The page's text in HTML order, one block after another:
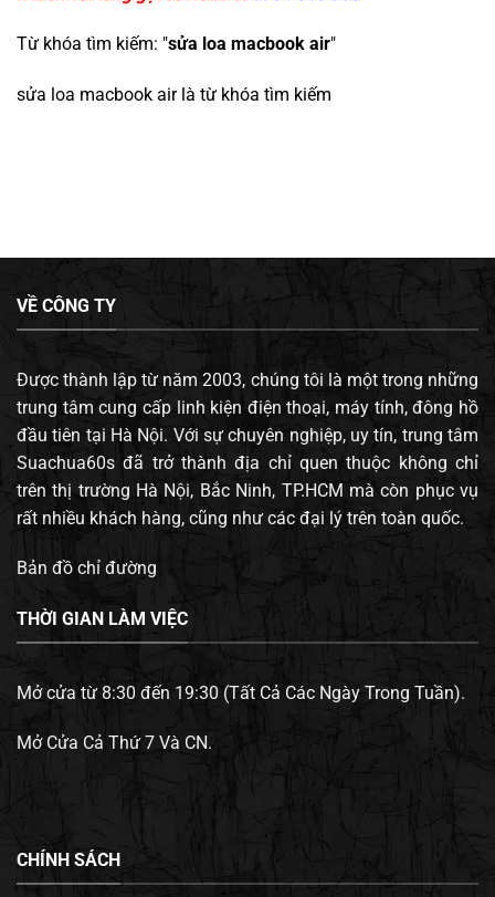
Từ khóa tìm kiếm: "sửa loa macbook air"
sửa loa macbook airlà từ khóa tìm kiếm
VỀ CÔNG TY
Được thành lập từ năm 2003, chúng tôi là một trong những
trung tâm cung cấp linh kiện điện thoại, máy tính, đông hồ
đầu tiên tại Hà Nội. Với sự chuyên nghiệp, uy tín, trung tâm
Suachua60s đã trở thành địa chỉ quen thuộc không chỉ
trên thị trường Hà Nội, Bắc Ninh, TP.HCM mà còn phục vụ
rất nhiều khách hàng, cũng như các đại lý trên toàn quốc.
Bản đồ chỉ đường
THỜI GIAN LÀM VIỆC
Mở cửa từ 8:30 đến 19:30 (Tất Cả Các Ngày Trong Tuần).
Mở Cửa Cả Thứ 7 Và CN.
CHÍNH SÁCH